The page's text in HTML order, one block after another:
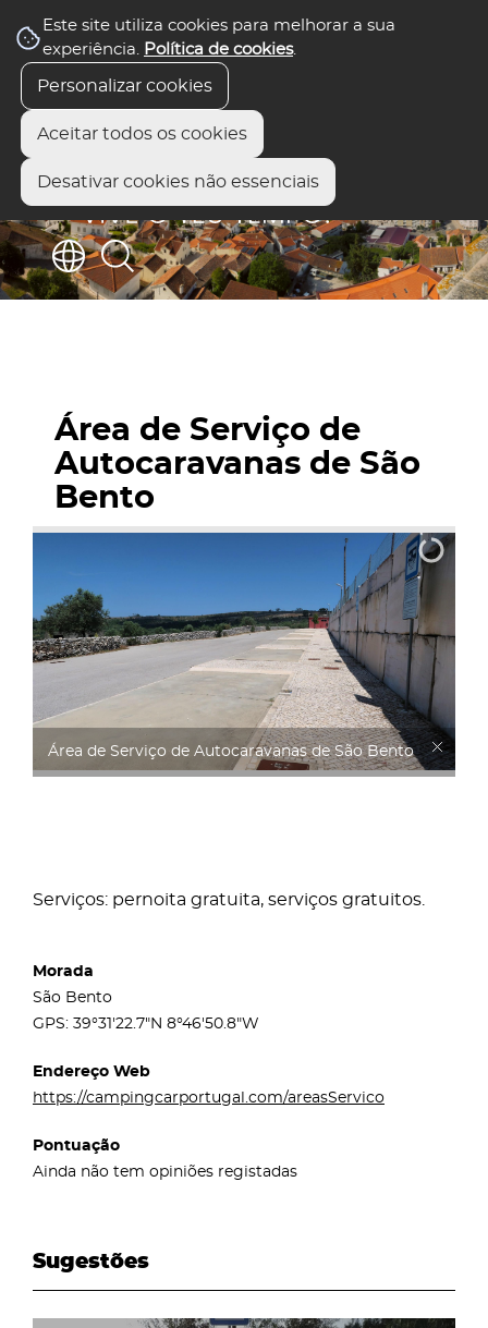
Este site utiliza cookies para melhorar a sua
experiência. Política de cookies.
Personalizar cookies
Aceitar todos os cookies
Desativar cookies não essenciais
Área de Serviço de
Autocaravanas de São
Bento
Área de Serviço de Autocaravanas de São Bento
Serviços: pernoita gratuita, serviços gratuitos.
Morada
São Bento
GPS: 39°31'22.7"N 8°46'50.8"W
Endereço Web
https://campingcarportugal.com/areasServico
Pontuação
Ainda não tem opiniões registadas
Sugestões